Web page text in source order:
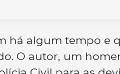
há algum tempo e
O autor, um